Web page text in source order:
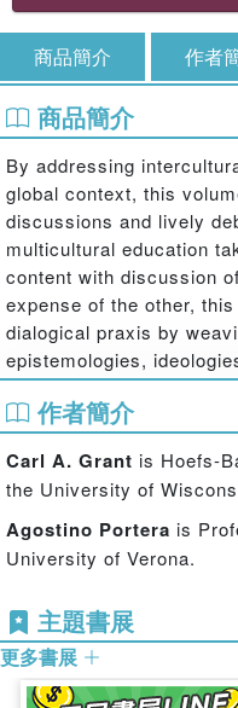
商品簡介 作者
商品簡介
By addressing
global context, this
discussions and lively
multicultural education
content with discussion
expense of the other,
dialogical praxis by
epistemologies,
pedagogies, policy
narratives. Contributors
intercultural education
collectively or singularly,
concepts or practices in
and discourse of society.
within a country came to
debates over
education at both the
作者簡介
Carl A. Grant is Hoefs-
the University of
Agostino Portera is
University of Verona.
主題書展
更多書展